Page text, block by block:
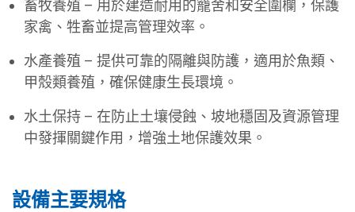
畜牧養殖 – 用於建造耐用的籠舍和安全圍欄，保護
家禽、牲畜並提高管理效率。
水產養殖 – 提供可靠的隔離與防護，適用於魚類、
甲殼類養殖，確保健康生長環境。
水土保持 – 在防止土壤侵蝕、坡地穩固及資源管理
中發揮關鍵作用，增強土地保護效果。
設備主要規格